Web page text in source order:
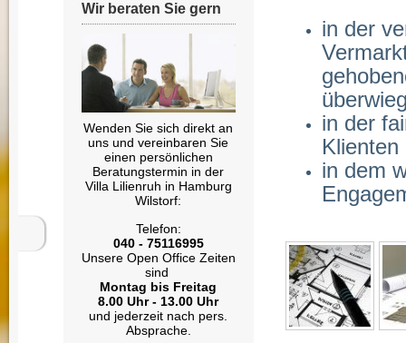
Wir beraten Sie gern
Wenden Sie sich direkt an
uns und vereinbaren Sie
einen persönlichen
Beratungstermin in der
Villa Lilienruh in Hamburg
Wilstorf:
Telefon:
040 - 75116995
Unsere Open Office Zeiten
sind
Montag bis Freitag
8.00 Uhr - 13.00 Uhr
und jederzeit nach pers.
Absprache.
in der
in der
in dem